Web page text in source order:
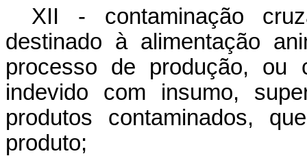
XII - contaminação
destinado à alimentação
processo de produção, ou
indevido com insumo,
produtos contaminados,
produto;